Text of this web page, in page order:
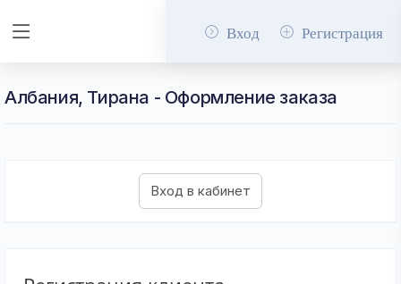
Вход Регистрация
Албания, Тирана - Оформление заказа